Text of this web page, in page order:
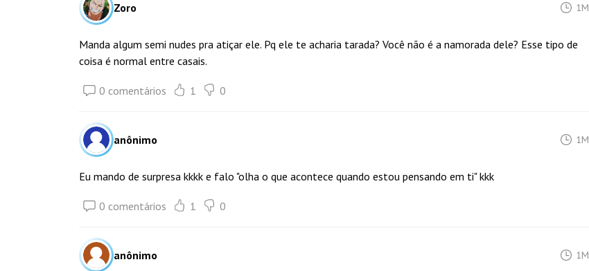
Zoro 1M
Manda algum semi nudes pra atiçar ele. Pq ele te acharia tarada? Você não é a namorada dele? Esse tipo de
coisa é normal entre casais.
0 comentários 1 0
anônimo 1M
Eu mando de surpresa kkkk e falo "olha o que acontece quando estou pensando em ti" kkk
0 comentários 1 0
anônimo 1M